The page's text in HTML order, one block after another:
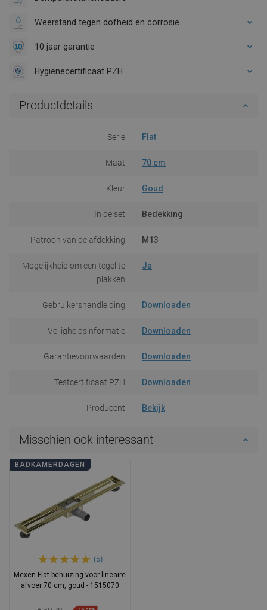
Weerstand tegen dofheid en corrosie
10 jaar garantie
Hygienecertificaat PZH
Productdetails
Serie Flat
Maat 70 cm
Kleur Goud
In de set Bedekking
Patroon van de afdekking M13
Mogelijkheid om een tegel te
plakken
Ja
Gebruikershandleiding Downloaden
Veiligheidsinformatie Downloaden
Garantievoorwaarden Downloaden
Testcertificaat PZH Downloaden
Producent Bekijk
Misschien ook interessant
BADKAMERDAGEN
(5)
Mexen Flat behuizing voor lineaire
afvoer 70 cm, goud - 1515070